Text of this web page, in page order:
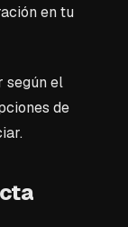
en tu
según el
de